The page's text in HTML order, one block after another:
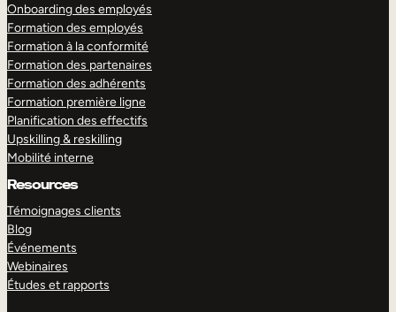
Onboarding des employés
Formation des employés
Formation à la conformité
Formation des partenaires
Formation des adhérents
Formation première ligne
Planification des effectifs
Upskilling & reskilling
Mobilité interne
Resources
Témoignages clients
Blog
Événements
Webinaires
Études et rapports